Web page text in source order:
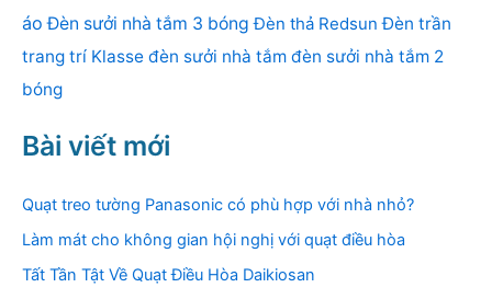
áo Đèn sưởi nhà tắm 3 bóng Đèn thả Redsun Đèn trần
trang trí Klasse đèn sưởi nhà tắm đèn sưởi nhà tắm 2
bóng
Bài viết mới
Quạt treo tường Panasonic có phù hợp với nhà nhỏ?
Làm mát cho không gian hội nghị với quạt điều hòa
Tất Tần Tật Về Quạt Điều Hòa Daikiosan